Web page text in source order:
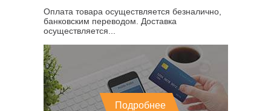
Оплата товара осуществляется безналично,
банковским переводом. Доставка
осуществляется...
Подробнее